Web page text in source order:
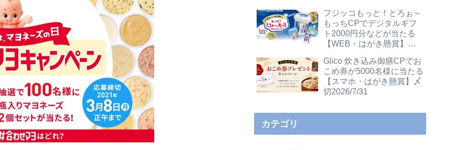
フジッコもっと！とろぉ～
もっちCPでデジタルギフ
ト2000円分などが当たる
【WEB・はがき懸賞】〆
Glico 炊き込み御膳CPでお
こめ券が5000名様に当たる
【スマホ・はがき懸賞】〆
切2026/7/31
カテゴリ